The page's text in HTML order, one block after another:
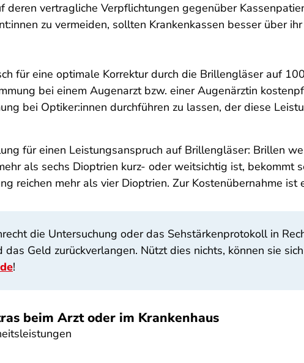
deren vertragliche Verpflichtungen gegenüber
zu vermeiden, sollten Krankenkassen besser über
für eine optimale Korrektur durch die Brillengläser auf
bei einem Augenarzt bzw. einer Augenärztin
bei Optiker:innen durchführen zu lassen, der diese
für einen Leistungsanspruch auf Brillengläser: Brillen
als sechs Dioptrien kurz- oder weitsichtig ist, bekommt
reichen mehr als vier Dioptrien. Zur Kostenübernahme
die Untersuchung oder das Sehstärkenprotokoll in
Geld zurückverlangen. Nützt dies nichts, können sie
!
beim Arzt oder im Krankenhaus